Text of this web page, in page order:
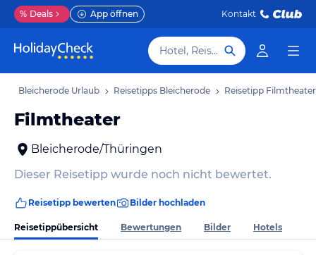
% Deals App öffnen Kontakt
Hotel, Reiseziel
Bleicherode Urlaub Reisetipps Bleicherode Reisetipp Filmtheater
Filmtheater
Bleicherode/Thüringen
Dieser Reisetipp wurde noch nicht bewertet.
Reisetipp bewerten Bilder hochladen
Reisetippübersicht Bewertungen Bilder Hotels